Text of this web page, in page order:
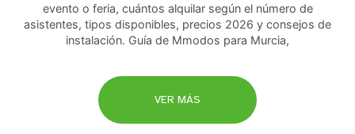
evento o feria, cuántos alquilar según el número de
asistentes, tipos disponibles, precios 2026 y consejos de
instalación. Guía de Mmodos para Murcia,
VER MÁS